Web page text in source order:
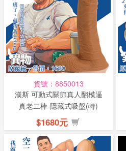
詐
騙
電
話
或
簡
發
說
貨號：8850013
漢斯 可動式關節真人翻模逼
真老二棒-隱藏式吸盤(特)
$1680元